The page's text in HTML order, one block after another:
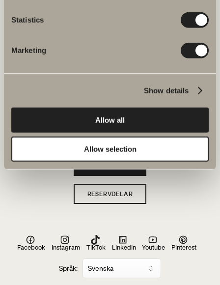
Statistics
Marketing
Show details
Allow all
Allow selection
Badrumsinspiration
RESERVDELAR
Språk:
Facebook Instagram TikTok LinkedIn Youtube Pinterest